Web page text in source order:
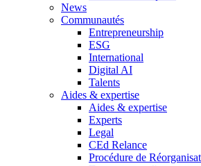
News
Communautés
Entrepreneurship
ESG
International
Digital AI
Talents
Aides & expertise
Aides & expertise
Experts
Legal
CEd Relance
Procédure de